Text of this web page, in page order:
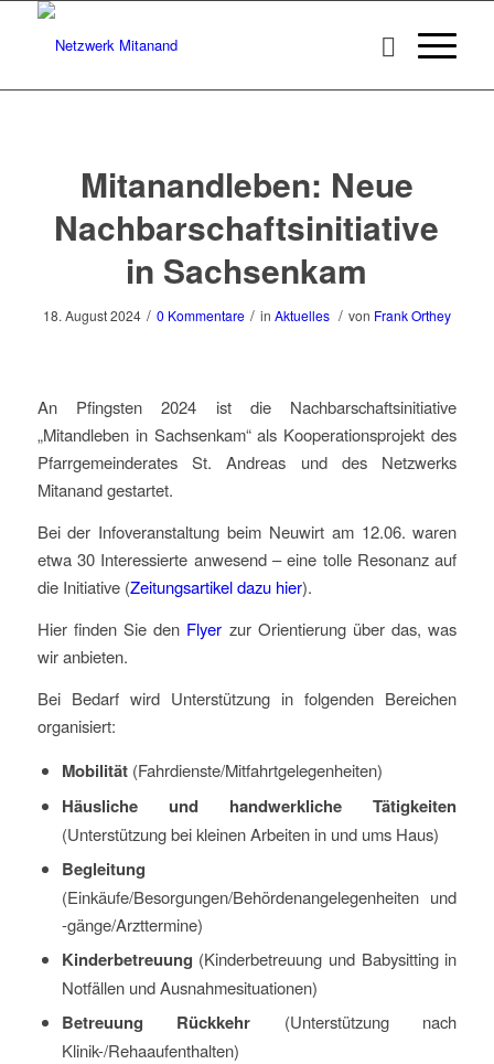
Mitanandleben: Neue
Nachbarschaftsinitiative
in Sachsenkam
18. August 2024 / 0 Kommentare / in Aktuelles / von Frank Orthey
An Pfingsten 2024 ist die Nachbarschaftsinitiative
„Mitandleben in Sachsenkam“ als Kooperationsprojekt des
Pfarrgemeinderates St. Andreas und des Netzwerks
Mitanand gestartet.
Bei der Infoveranstaltung beim Neuwirt am 12.06. waren
etwa 30 Interessierte anwesend – eine tolle Resonanz auf
die Initiative (Zeitungsartikel dazu hier).
Hier finden Sie den Flyer zur Orientierung über das, was
wir anbieten.
Bei Bedarf wird Unterstützung in folgenden Bereichen
organisiert:
Mobilität(Fahrdienste/Mitfahrtgelegenheiten)
Häusliche und handwerkliche Tätigkeiten
(Unterstützung bei kleinen Arbeiten in und ums Haus)
Begleitung
(Einkäufe/Besorgungen/Behördenangelegenheiten und
-gänge/Arzttermine)
Kinderbetreuung (Kinderbetreuung und Babysitting in
Notfällen und Ausnahmesituationen)
Betreuung Rückkehr (Unterstützung nach
Klinik-/Rehaaufenthalten)